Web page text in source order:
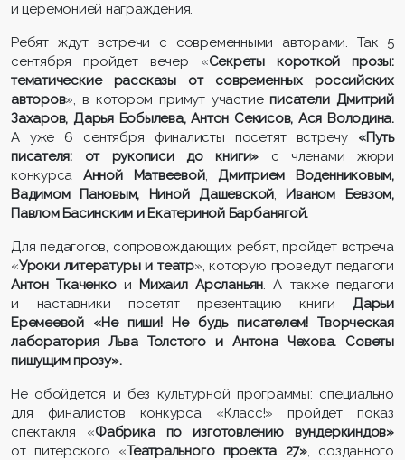
и церемонией награждения.
Ребят ждут встречи с современными авторами. Так 5
сентября пройдет вечер «Секреты короткой прозы:
тематические рассказы от современных российских
авторов», в котором примут участиеписатели Дмитрий
Захаров, Дарья Бобылева, Антон Секисов, Ася Володина.
А уже 6 сентября финалисты посетят встречу «Путь
писателя: от рукописи до книги» с членами жюри
конкурса Анной Матвеевой, Дмитрием Воденниковым,
Вадимом Пановым, Ниной Дашевской, Иваном Бевзом,
Павлом Басинским и Екатериной Барбанягой.
Для педагогов, сопровождающих ребят, пройдет встреча
«Урoки литературы и тeатp», которую проведут педагоги
Антон Ткаченкои Михаил Арсланьян. А также педагоги
и наставники посетят презентацию книгиДарьи
Еремеевой
«Не пиши! Не будь писателем! Творческая
лаборатория Льва Толстого и Антона Чехова. Советы
пишущим прозу».
Не обойдется и без культурной программы: специально
для финалистов конкурса «Класс!» пройдет показ
спектакля «Фабрика по изготовлению вундеркиндов»
от питерского «Театрального проекта 27», созданного